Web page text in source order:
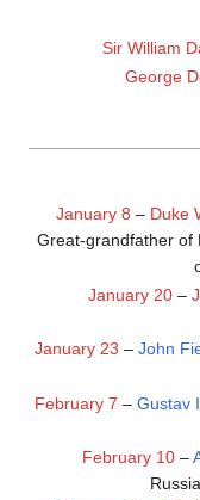
Sir William
George
January 8 – Duke
Great-grandfather of
January 20 –
January 23 –John
February 7 –Gustav
February 10 –